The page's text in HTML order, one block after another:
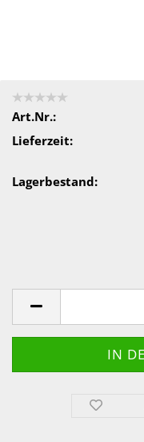
Art.Nr.:
Lieferzeit:
Lagerbestand: